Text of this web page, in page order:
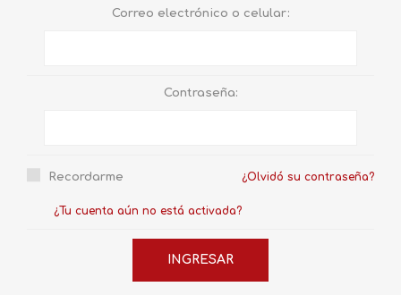
Correo electrónico o celular:
Contraseña:
Recordarme ¿Olvidó su contraseña?
¿Tu cuenta aún no está activada?